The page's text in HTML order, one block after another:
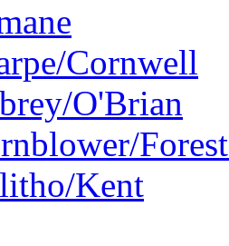
Cornwell
O'Brian
Kent